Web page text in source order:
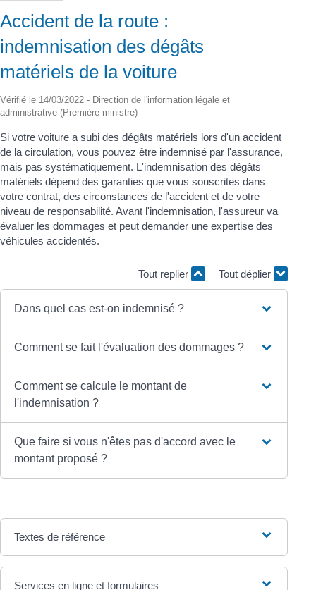
Accident de la route :
indemnisation des dégâts
matériels de la voiture
Vérifié le 14/03/2022 - Direction de l'information légale et
administrative (Première ministre)
Si votre voiture a subi des dégâts matériels lors d'un accident
de la circulation, vous pouvez être indemnisé par l'assurance,
mais pas systématiquement. L'indemnisation des dégâts
matériels dépend des garanties que vous souscrites dans
votre contrat, des circonstances de l'accident et de votre
niveau de responsabilité. Avant l'indemnisation, l'assureur va
évaluer les dommages et peut demander une expertise des
véhicules accidentés.
Tout replier Tout déplier
Dans quel cas est-on indemnisé ?
Comment se fait l'évaluation des dommages ?
Comment se calcule le montant de
l'indemnisation ?
Que faire si vous n'êtes pas d'accord avec le
montant proposé ?
Textes de référence
Services en ligne et formulaires